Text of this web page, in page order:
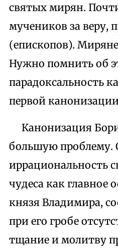
святых мирян.
мучеников за веру,
(епископов).
Нужно помнить об
парадоксальность
первой
Канонизация
большую проблему.
иррациональность
чудеса как главное
князя Владимира,
при его гробе
тщание и молитву